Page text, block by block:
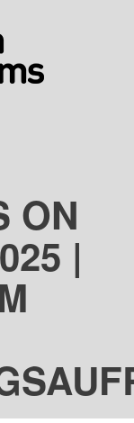
ON
|